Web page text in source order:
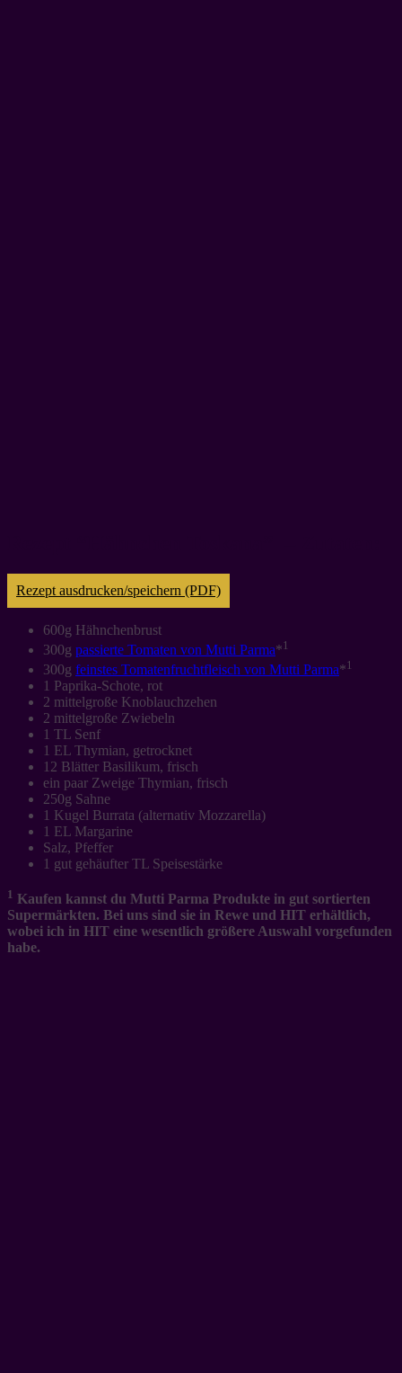
Rezept ausdrucken/speichern (PDF)
600g Hähnchenbrust
300g passierte Tomaten von Mutti Parma*1
300g feinstes Tomatenfruchtfleisch von Mutti Parma*1
1 Paprika-Schote, rot
2 mittelgroße Knoblauchzehen
2 mittelgroße Zwiebeln
1 TL Senf
1 EL Thymian, getrocknet
12 Blätter Basilikum, frisch
ein paar Zweige Thymian, frisch
250g Sahne
1 Kugel Burrata (alternativ Mozzarella)
1 EL Margarine
Salz, Pfeffer
1 gut gehäufter TL Speisestärke
1 Kaufen kannst du Mutti Parma Produkte in gut sortierten
Supermärkten. Bei uns sind sie in Rewe und HIT erhältlich,
wobei ich in HIT eine wesentlich größere Auswahl vorgefunden
habe.